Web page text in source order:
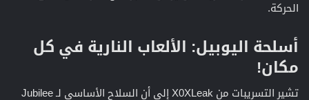
الحركة.
أسلحة اليوبيل: الألعاب النارية في كل
مكان!​
تشير التسريبات من X0XLeak إلى أن السلاح الأساسي لـ Jubilee